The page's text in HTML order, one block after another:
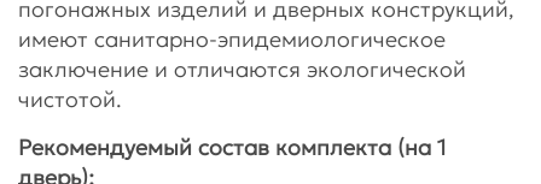
погонажных изделий и дверных конструкций,
имеют санитарно-эпидемиологическое
заключение и отличаются экологической
чистотой.
Рекомендуемый состав комплекта (на 1
дверь):